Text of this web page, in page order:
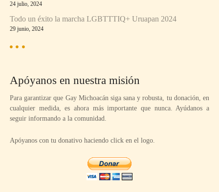
24 julio, 2024
Todo un éxito la marcha LGBTTTIQ+ Uruapan 2024
29 junio, 2024
Apóyanos en nuestra misión
Para garantizar que Gay Michoacán siga sana y robusta, tu donación, en
cualquier medida, es ahora más importante que nunca. Ayúdanos a
seguir informando a la comunidad.
Apóyanos con tu donativo haciendo click en el logo.